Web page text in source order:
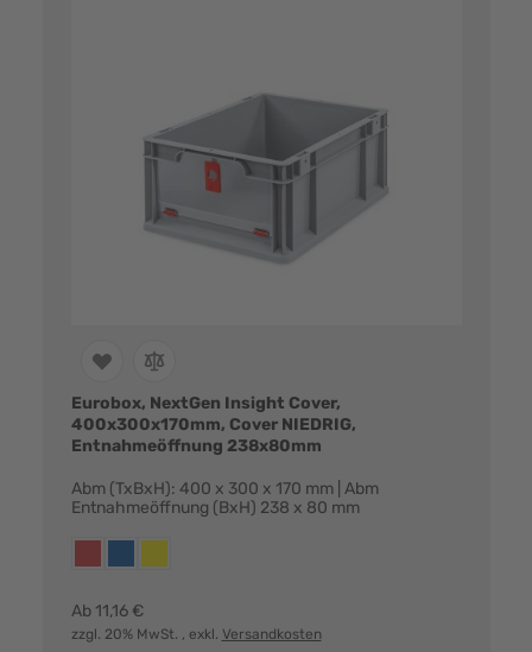
Eurobox, NextGen Insight Cover,
400x300x170mm, Cover NIEDRIG,
Entnahmeöffnung 238x80mm
Abm (TxBxH): 400 x 300 x 170 mm | Abm
Entnahmeöffnung (BxH) 238 x 80 mm
Ab 11,16 €
zzgl. 20% MwSt. , exkl. Versandkosten